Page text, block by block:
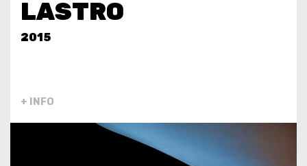
LASTRO
2015
+ INFO